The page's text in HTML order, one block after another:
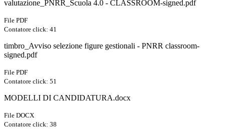
valutazione_PNRR_Scuola 4.0 - CLASSROOM-signed.pdf
File PDF
Contatore click: 41
timbro_Avviso selezione figure gestionali - PNRR classroom-
signed.pdf
File PDF
Contatore click: 51
MODELLI DI CANDIDATURA.docx
File DOCX
Contatore click: 38